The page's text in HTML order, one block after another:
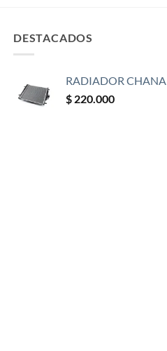
DESTACADOS
RADIADOR CHANA
$ 220.000